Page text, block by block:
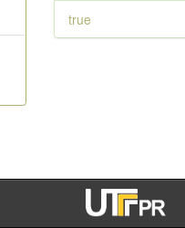
true
- Brasil